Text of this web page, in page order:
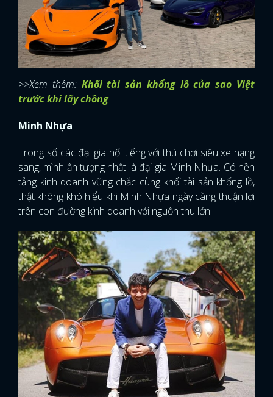
>>Xem thêm: Khối tài sản khổng lồ của sao Việt
trước khi lấy chồng
Minh Nhựa
Trong số các đại gia nổi tiếng với thú chơi siêu xe hạng
sang, mình ấn tượng nhất là đại gia Minh Nhựa. Có nền
tảng kinh doanh vững chắc cùng khối tài sản khổng lồ,
thật không khó hiểu khi Minh Nhựa ngày càng thuận lợi
trên con đường kinh doanh với nguồn thu lớn.